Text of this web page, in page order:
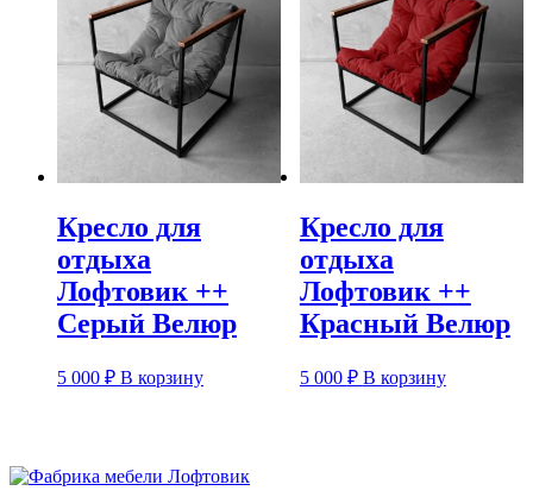
Кресло для
отдыха
Лофтовик ++
Серый Велюр
5 000 ₽ В корзину
Кресло для
отдыха
Лофтовик ++
Красный Велюр
5 000 ₽ В корзину